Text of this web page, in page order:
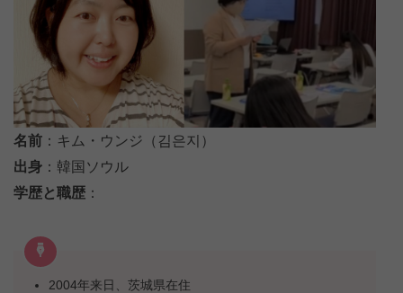
名前 ：キム・ウンジ（김은지）
出身 ：韓国ソウル
学歴と職歴 ：
2004年来日、茨城県在住